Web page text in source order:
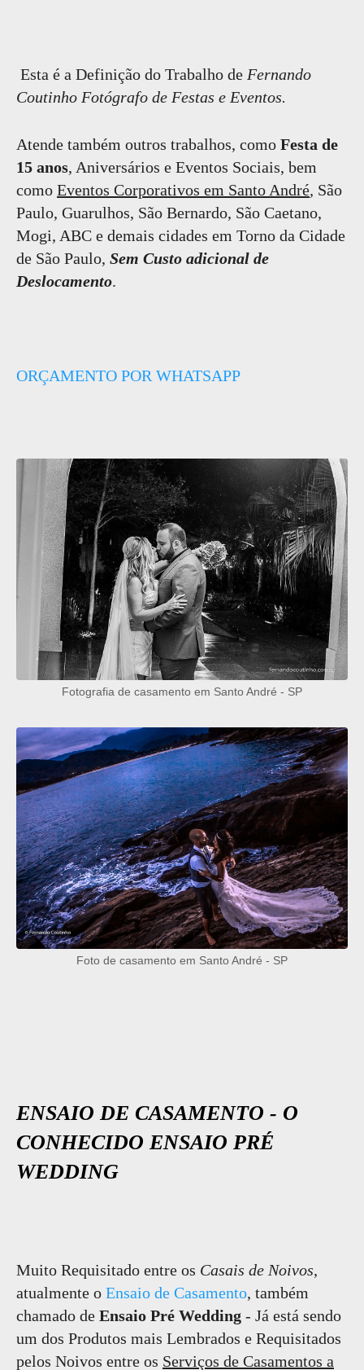
Esta é a Definição do Trabalho de Fernando
Coutinho Fotógrafo de Festas e Eventos.
Atende também outros trabalhos, como Festa de
15 anos, Aniversários e Eventos Sociais, bem
como Eventos Corporativos em Santo André, São
Paulo, Guarulhos, São Bernardo, São Caetano,
Mogi, ABC e demais cidades em Torno da Cidade
de São Paulo, Sem Custo adicional de
Deslocamento.
ORÇAMENTO POR WHATSAPP
Fotografia de casamento em Santo André - SP
Foto de casamento em Santo André - SP
ENSAIO DE CASAMENTO - O
CONHECIDO ENSAIO PRÉ
WEDDING
Muito Requisitado entre os Casais de Noivos,
atualmente o Ensaio de Casamento, também
chamado de Ensaio Pré Wedding - Já está sendo
um dos Produtos mais Lembrados e Requisitados
pelos Noivos entre os Serviços de Casamentos a